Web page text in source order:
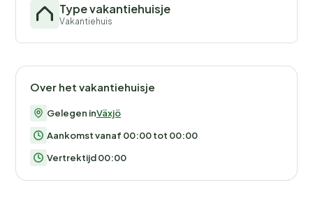
Type vakantiehuisje
Vakantiehuis
Over het vakantiehuisje
Gelegen inVäxjö
Aankomst vanaf 00:00 tot 00:00
Vertrektijd 00:00